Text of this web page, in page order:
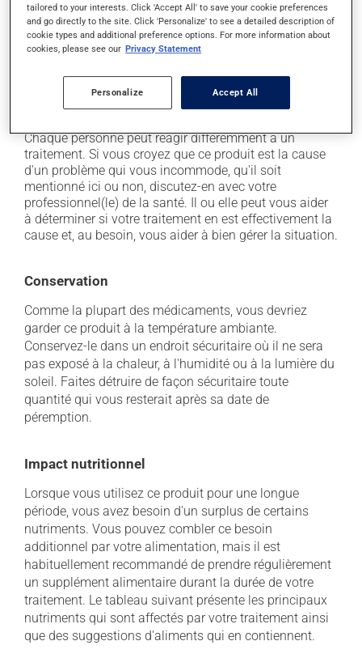
il peut causer une indigestion;
il peut entraîner de l'insomnie ou de la difficulté à
s'endormir;
il peut provoquer une rétention de liquide et de
l'enflure (oedème).
Chaque personne peut réagir différemment à un
traitement. Si vous croyez que ce produit est la cause
d'un problème qui vous incommode, qu'il soit
mentionné ici ou non, discutez-en avec votre
professionnel(le) de la santé. Il ou elle peut vous aider
à déterminer si votre traitement en est effectivement la
cause et, au besoin, vous aider à bien gérer la situation.
Conservation
Comme la plupart des médicaments, vous devriez
garder ce produit à la température ambiante.
Conservez-le dans un endroit sécuritaire où il ne sera
pas exposé à la chaleur, à l'humidité ou à la lumière du
soleil. Faites détruire de façon sécuritaire toute
quantité qui vous resterait après sa date de
péremption.
Impact nutritionnel
Lorsque vous utilisez ce produit pour une longue
période, vous avez besoin d'un surplus de certains
nutriments. Vous pouvez combler ce besoin
additionnel par votre alimentation, mais il est
habituellement recommandé de prendre régulièrement
un supplément alimentaire durant la durée de votre
traitement. Le tableau suivant présente les principaux
nutriments qui sont affectés par votre traitement ainsi
que des suggestions d'aliments qui en contiennent.
tailored to your interests. Click 'Accept All' to save your cookie preferences
and go directly to the site. Click 'Personalize' to see a detailed description of
cookie types and additional preference options. For more information about
cookies, please see our Privacy Statement
Personalize Accept All